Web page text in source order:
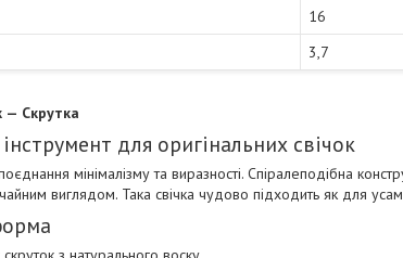
16
3,7
— Скрутка
для оригінальних свічок
мінімалізму та виразності. Спіралеподібна
виглядом. Така свічка чудово підходить як для